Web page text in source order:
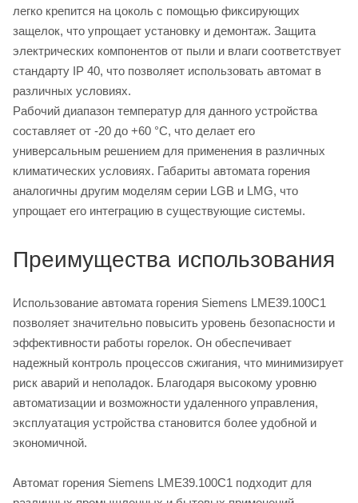
легко крепится на цоколь с помощью фиксирующих
защелок, что упрощает установку и демонтаж. Защита
электрических компонентов от пыли и влаги соответствует
стандарту IP 40, что позволяет использовать автомат в
различных условиях.
Рабочий диапазон температур для данного устройства
составляет от -20 до +60 °C, что делает его
универсальным решением для применения в различных
климатических условиях. Габариты автомата горения
аналогичны другим моделям серии LGB и LMG, что
упрощает его интеграцию в существующие системы.
Преимущества использования
Использование автомата горения Siemens LME39.100C1
позволяет значительно повысить уровень безопасности и
эффективности работы горелок. Он обеспечивает
надежный контроль процессов сжигания, что минимизирует
риск аварий и неполадок. Благодаря высокому уровню
автоматизации и возможности удаленного управления,
эксплуатация устройства становится более удобной и
экономичной.
Автомат горения Siemens LME39.100C1 подходит для